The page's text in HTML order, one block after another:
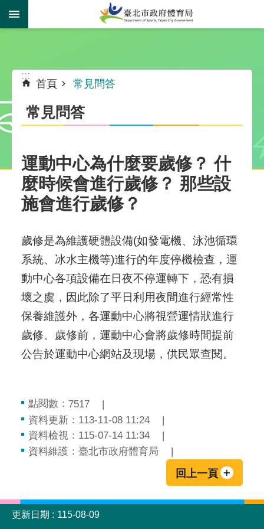
跳到主要內容區塊
:::
首頁 常見問答
常見問答
運動中心為什麼要歲修？ 什
麼時候會進行歲修？ 那些設
施會進行歲修？
歲修是為維護硬體設備(如發電機、泳池循環
系統、冰水主機等)進行的年度停機檢查，運
動中心各項設備在日夜不停運轉下，恐有損
壞之虞，因此除了平日利用夜間進行經常性
保養維護外，各運動中心將視營運情狀進行
歲修。歲修前，運動中心會將歲修時間提前
公告於運動中心網站及現場，供民眾查閱。
點閱數： 7517
資料更新：113-11-08 11:24
資料檢視：115-07-14 11:34
資料維護：臺北市政府體育局
回上一頁
:::
更新日期
115-08-09